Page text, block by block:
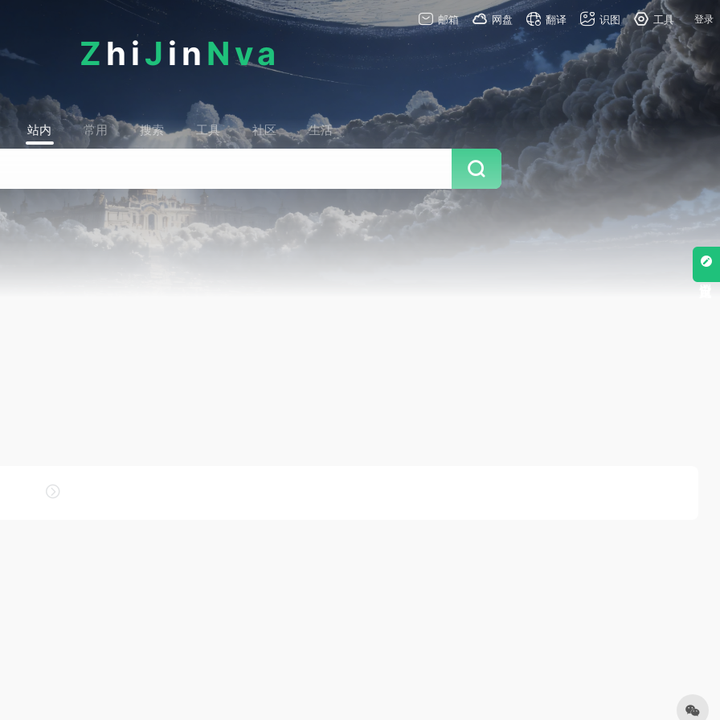
邮箱 网盘 翻译 识图 工具 登录
Z hiJ in Nva
站内 常用 搜索 工具 社区 生活